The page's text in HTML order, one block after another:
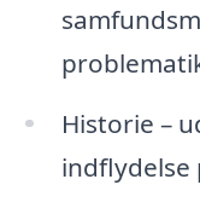
Historie –
indflydelse